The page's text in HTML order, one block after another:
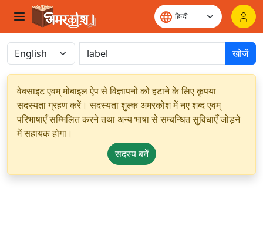
खोजें
वेबसाइट एवम् मोबाइल ऐप से विज्ञापनों को हटाने के लिए कृपया
सदस्यता ग्रहण करें। सदस्यता शुल्क अमरकोश में नए शब्द एवम्
परिभाषाएँ सम्मिलित करने तथा अन्य भाषा से सम्बन्धित सुविधाएँ जोड़ने
में सहायक होगा।
सदस्य बनें